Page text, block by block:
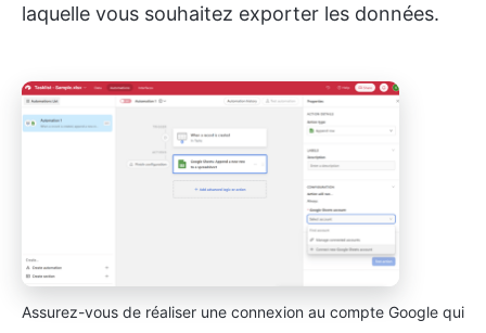
laquelle vous souhaitez exporter les données.
Assurez-vous de réaliser une connexion au compte Google qui